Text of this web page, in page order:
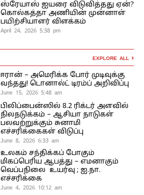
ஸ்ரேயாஸ் ஐயரை விடுவித்தது ஏன்?
கொல்கத்தா அணியின் முன்னாள்
பயிற்சியாளர் விளக்கம்
April 24, 2026 5:38 pm
EXPLORE ALL
ஈரான் – அமெரிக்க போர் முடிவுக்கு
வந்தது! டொனால்ட் டிரம்ப் அறிவிப்பு
June 15, 2026 5:48 am
பிலிப்பைன்ஸில் 8.2 ரிக்டர் அளவில்
நிலநடுக்கம் – ஆசியா நாடுகள்
பலவற்றுக்கும் சுனாமி
எச்சரிக்கைகள் விடுப்பு
June 8, 2026 6:33 am
உலகம் சந்திக்கப் போகும்
மிகப்பெரிய ஆபத்து – எமனாகும்
வெப்பநிலை உயர்வு ; ஐ.நா.
எச்சரிக்கை
June 4, 2026 10:12 am